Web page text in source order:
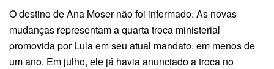
O destino de Ana Moser não foi informado. As novas
mudanças representam a quarta troca ministerial
promovida por Lula em seu atual mandato, em menos de
um ano. Em julho, ele já havia anunciado a troca no